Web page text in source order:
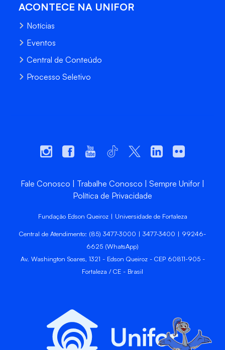
ACONTECE NA UNIFOR
Notícias
Eventos
Central de Conteúdo
Processo Seletivo
Fale Conosco Trabalhe Conosco
Sempre Unifor
Política de Privacidade
Fundação Edson Queiroz | Universidade de Fortaleza
Central de Atendimento: (85) 3477-3000 | 3477-3400 | 99246-
6625 (WhatsApp)
Av. Washington Soares, 1321 - Edson Queiroz - CEP 60811-905 -
Fortaleza / CE - Brasil